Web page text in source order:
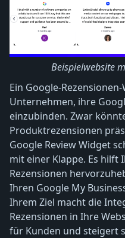
Beispielwebsite
Ein Google-
Unternehmen, ihre
einzubinden. Zwar
Produktrezensionen
Google Review Widget
mit einer Klappe. Es hilft
Rezensionen
Ihren Google My
Ihrem Ziel macht die
Rezensionen in Ihre
für Kunden und steigert